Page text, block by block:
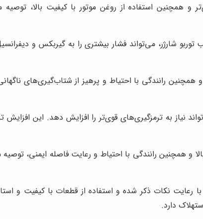
و همچنین استفاده از روغن موتور با کیفیت بالا،
شارژر، می‌تواند فشار بیشتری را به گیربکس و
همچنین رانندگی با احتیاط و پرهیز از شتاب‌گیری‌های
نیاز به ترمزگیری‌های قوی‌تر را افزایش دهد. این افزایش
و همچنین رانندگی با احتیاط و رعایت فاصله ایمنی،
نکات ذکر شده و استفاده از قطعات با کیفیت و
دارد.